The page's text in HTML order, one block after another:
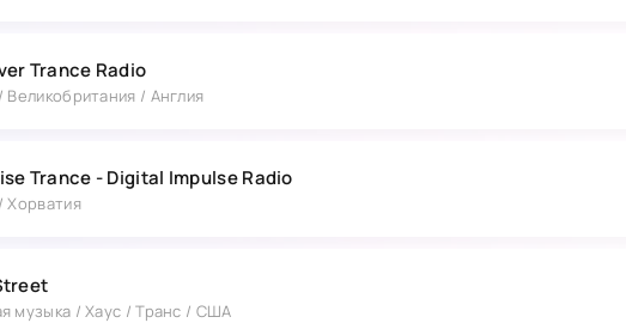
парящими мелодиями и трансцендентными моментами, которые
Отправьтесь в музыкальное путешествие, которое пробудит ваши
Trance Radio
Великобритания / Англия
Trance - Digital Impulse Radio
Хорватия
музыка / Хаус / Транс / США